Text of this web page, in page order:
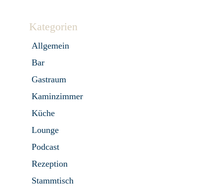
Kategorien
Allgemein
Bar
Gastraum
Kaminzimmer
Küche
Lounge
Podcast
Rezeption
Stammtisch